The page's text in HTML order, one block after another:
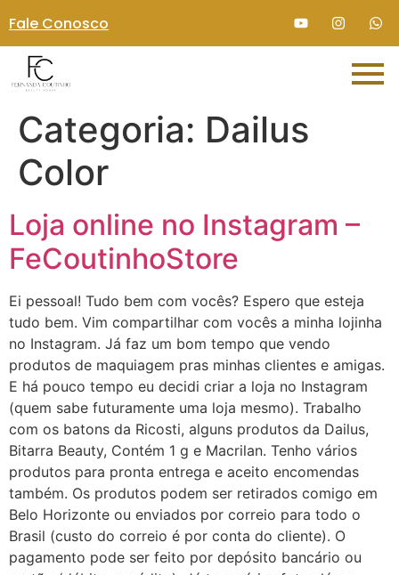
Fale Conosco
Categoria: Dailus
Color
Loja online no Instagram –
FeCoutinhoStore
Ei pessoal! Tudo bem com vocês? Espero que esteja
tudo bem. Vim compartilhar com vocês a minha lojinha
no Instagram. Já faz um bom tempo que vendo
produtos de maquiagem pras minhas clientes e amigas.
E há pouco tempo eu decidi criar a loja no Instagram
(quem sabe futuramente uma loja mesmo). Trabalho
com os batons da Ricosti, alguns produtos da Dailus,
Bitarra Beauty, Contém 1 g e Macrilan. Tenho vários
produtos para pronta entrega e aceito encomendas
também. Os produtos podem ser retirados comigo em
Belo Horizonte ou enviados por correio para todo o
Brasil (custo do correio é por conta do cliente). O
pagamento pode ser feito por depósito bancário ou